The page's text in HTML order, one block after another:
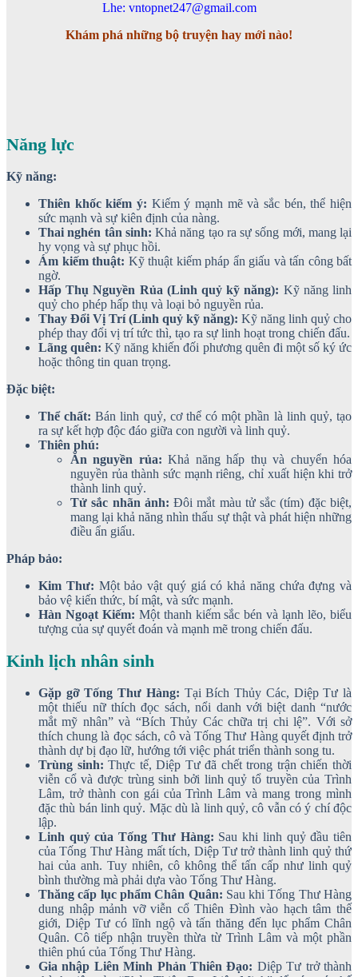
Lhe: vntopnet247@gmail.com
Khám phá những bộ truyện hay mới nào!
Năng lực
Kỹ năng:
Thiên khốc kiếm ý: Kiếm ý mạnh mẽ và sắc bén, thể hiện
sức mạnh và sự kiên định của nàng.
Thai nghén tân sinh: Khả năng tạo ra sự sống mới, mang lại
hy vọng và sự phục hồi.
Ám kiếm thuật: Kỹ thuật kiếm pháp ẩn giấu và tấn công bất
ngờ.
Hấp Thụ Nguyền Rủa (Linh quỷ kỹ năng): Kỹ năng linh
quỷ cho phép hấp thụ và loại bỏ nguyền rủa.
Thay Đổi Vị Trí (Linh quỷ kỹ năng): Kỹ năng linh quỷ cho
phép thay đổi vị trí tức thì, tạo ra sự linh hoạt trong chiến đấu.
Lãng quên: Kỹ năng khiến đối phương quên đi một số ký ức
hoặc thông tin quan trọng.
Đặc biệt:
Thể chất: Bán linh quỷ, cơ thể có một phần là linh quỷ, tạo
ra sự kết hợp độc đáo giữa con người và linh quỷ.
Thiên phú:
Ăn nguyền rủa: Khả năng hấp thụ và chuyển hóa
nguyền rủa thành sức mạnh riêng, chỉ xuất hiện khi trở
thành linh quỷ.
Tử sắc nhãn ảnh: Đôi mắt màu tử sắc (tím) đặc biệt,
mang lại khả năng nhìn thấu sự thật và phát hiện những
điều ẩn giấu.
Pháp bảo:
Kim Thư: Một bảo vật quý giá có khả năng chứa đựng và
bảo vệ kiến thức, bí mật, và sức mạnh.
Hàn Ngoạt Kiếm: Một thanh kiếm sắc bén và lạnh lẽo, biểu
tượng của sự quyết đoán và mạnh mẽ trong chiến đấu.
Kinh lịch nhân sinh
Gặp gỡ Tống Thư Hàng: Tại Bích Thủy Các, Diệp Tư là
một thiếu nữ thích đọc sách, nổi danh với biệt danh “nước
mắt mỹ nhân” và “Bích Thủy Các chữa trị chi lệ”. Với sở
thích chung là đọc sách, cô và Tống Thư Hàng quyết định trở
thành dự bị đạo lữ, hướng tới việc phát triển thành song tu.
Trùng sinh: Thực tế, Diệp Tư đã chết trong trận chiến thời
viễn cổ và được trùng sinh bởi linh quỷ tổ truyền của Trình
Lâm, trở thành con gái của Trình Lâm và mang trong mình
đặc thù bán linh quỷ. Mặc dù là linh quỷ, cô vẫn có ý chí độc
lập.
Linh quỷ của Tống Thư Hàng: Sau khi linh quỷ đầu tiên
của Tống Thư Hàng mất tích, Diệp Tư trở thành linh quỷ thứ
hai của anh. Tuy nhiên, cô không thể tấn cấp như linh quỷ
bình thường mà phải dựa vào Tống Thư Hàng.
Thăng cấp lục phẩm Chân Quân: Sau khi Tống Thư Hàng
dung nhập mảnh vỡ viễn cổ Thiên Đình vào hạch tâm thế
giới, Diệp Tư có lĩnh ngộ và tấn thăng đến lục phẩm Chân
Quân. Cô tiếp nhận truyền thừa từ Trình Lâm và một phần
thiên phú của Tống Thư Hàng.
Gia nhập Liên Minh Phản Thiên Đạo: Diệp Tư trở thành